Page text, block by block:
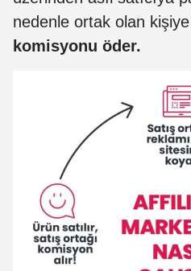
nedenle ortak olan kişiye
komisyonu öder.